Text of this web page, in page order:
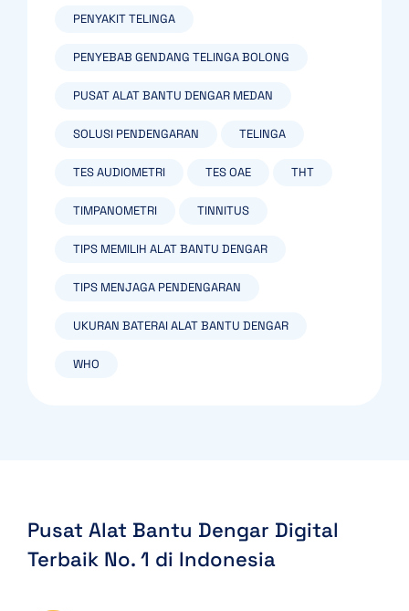
PENYAKIT TELINGA
PENYEBAB GENDANG TELINGA BOLONG
PUSAT ALAT BANTU DENGAR MEDAN
SOLUSI PENDENGARAN TELINGA
TES AUDIOMETRI TES OAE THT
TIMPANOMETRI TINNITUS
TIPS MEMILIH ALAT BANTU DENGAR
TIPS MENJAGA PENDENGARAN
UKURAN BATERAI ALAT BANTU DENGAR
WHO
Pusat Alat Bantu Dengar Digital
Terbaik No. 1 di Indonesia